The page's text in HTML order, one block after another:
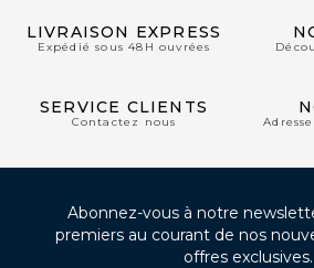
LIVRAISON EXPRESS
Expédié sous 48H ouvrées
SERVICE CLIENTS
Contactez nous
Abonnez-vous à notre
premiers au courant de nos
offres exclusives.